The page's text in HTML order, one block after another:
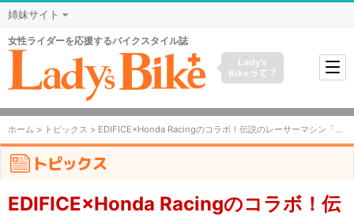
姉妹サイト
女性ライダーを応援するバイクスタイル誌
Lady's
Bikeって？
ホーム > トピックス > EDIFICE×Honda Racingのコラボ！伝説のレーサーマシン「RC162」コンセプト腕時計発売
トピックス
EDIFICE×Honda Racingのコラボ！伝